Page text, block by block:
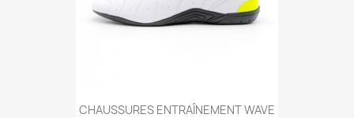
Aperçu rapide
CHAUSSURES ENTRAÎNEMENT WAVE